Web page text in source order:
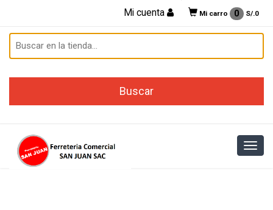
Mi cuenta Mi carro 0 S/.0